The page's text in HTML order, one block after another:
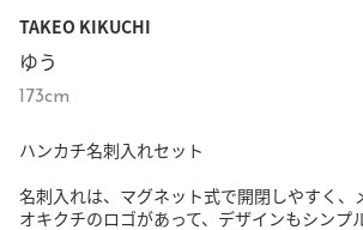
TAKEO KIKUCHI
ゆう
173cm
ハンカチ名刺入れセット
名刺入れは、マグネット式で開閉しやすく、
オキクチのロゴがあって、デザインもシンプ